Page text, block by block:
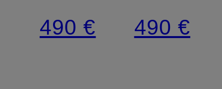
OF
OFFICE
490 €
OF
OFFICE
490 €